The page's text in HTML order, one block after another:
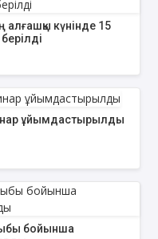
күнінде 15
ұйымдастырылды
бойынша